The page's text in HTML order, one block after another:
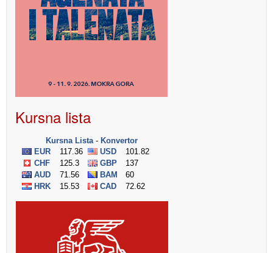
Kursna lista